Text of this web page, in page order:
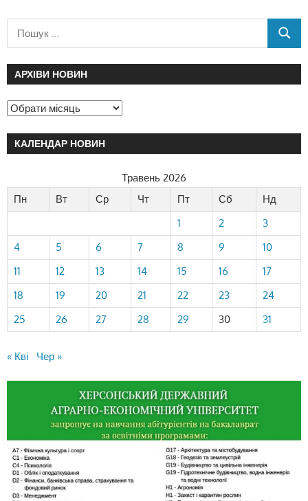
АРХІВИ НОВИН
КАЛЕНДАР НОВИН
Травень 2026
Пн
Вт Ср Чт Пт Сб
Нд
1
2
3
4
5 6 7 8 9
10
11
12 13 14 15 16
17
18
19 20 21 22 23
24
25
26 27 28 29 30 31
« Кві Чер »